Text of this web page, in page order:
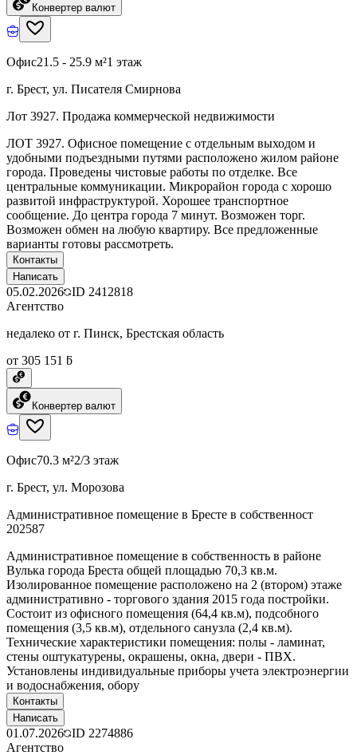
Конвертер валют
Офис21.5 - 25.9 м²1 этаж
г. Брест, ул. Писателя Смирнова
Лот 3927. Продажа коммерческой недвижимости
ЛОТ 3927. Офисное помещение с отдельным выходом и
удобными подъездными путями расположено жилом районе
города. Проведены чистовые работы по отделке. Все
центральные коммуникации. Микрорайон города с хорошо
развитой инфраструктурой. Хорошее транспортное
сообщение. До центра города 7 минут. Возможен торг.
Возможен обмен на любую квартиру. Все предложенные
варианты готовы рассмотреть.
Контакты
Написать
05.02.2026 ID 2412818
Агентство
недалеко от г. Пинск, Брестская область
от 305 151 ƃ
Конвертер валют
Офис70.3 м²2/3 этаж
г. Брест, ул. Морозова
Административное помещение в Бресте в собственност
202587
Административное помещение в собственность в районе
Вулька города Бреста общей площадью 70,3 кв.м.
Изолированное помещение расположено на 2 (втором) этаже
административно - торгового здания 2015 года постройки.
Состоит из офисного помещения (64,4 кв.м), подсобного
помещения (3,5 кв.м), отдельного санузла (2,4 кв.м).
Технические характеристики помещения: полы - ламинат,
стены оштукатурены, окрашены, окна, двери - ПВХ.
Установлены индивидуальные приборы учета электроэнергии
и водоснабжения, обору
Контакты
Написать
01.07.2026 ID 2274886
Агентство